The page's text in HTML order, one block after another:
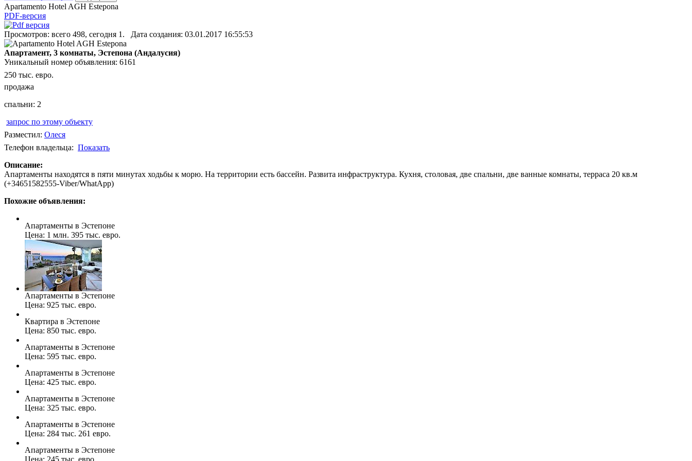
Apartamento Hotel AGH Estepona
PDF-версия
Просмотров: всего 498, сегодня 1. Дата создания: 03.01.2017 16:55:53
Апартамент, 3 комнаты, Эстепона (Андалусия)
Уникальный номер объявления: 6161
250 тыс. евро.
продажа
спальни: 2
запрос по этому объекту
Разместил: Олеся
Телефон владельца: Показать
Описание:
Апартаменты находятся в пяти минутах ходьбы к морю. На территории есть бассейн. Развита инфраструктура. Кухня, столовая, две спальни, две ванные комнаты, терраса 20 кв.м
(+34651582555-Viber/WhatApp)
Похожие объявления:
Апартаменты в Эстепоне
Цена: 1 млн. 395 тыс. евро.
Апартаменты в Эстепоне
Цена: 925 тыс. евро.
Квартира в Эстепоне
Цена: 850 тыс. евро.
Апартаменты в Эстепоне
Цена: 595 тыс. евро.
Апартаменты в Эстепоне
Цена: 425 тыс. евро.
Апартаменты в Эстепоне
Цена: 325 тыс. евро.
Апартаменты в Эстепоне
Цена: 284 тыс. 261 евро.
Апартаменты в Эстепоне